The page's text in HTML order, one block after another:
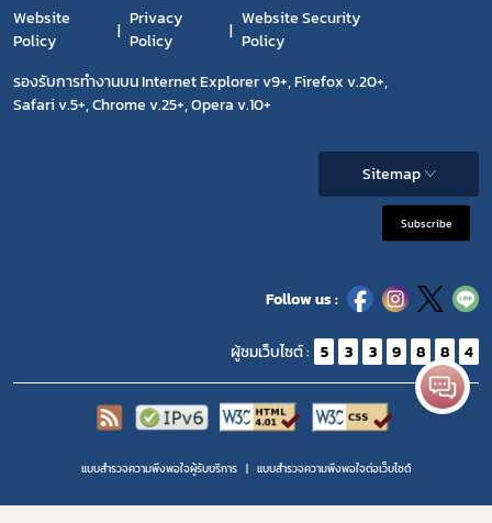
Website
Policy
Privacy
Policy
Website Security
Policy
รองรับการทำงานบน Internet Explorer v9+, Firefox v.20+,
Safari v.5+, Chrome v.25+, Opera v.10+
Sitemap
Subscribe
Follow us :
ผู้ชมเว็บไซต์ : 5 3 3 9 8 8 4
แบบสำรวจความพึงพอใจผู้รับบริการ แบบสำรวจความพีงพอใจต่อเว็บไซต์